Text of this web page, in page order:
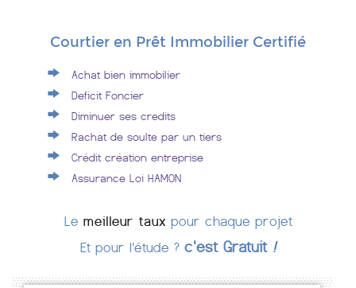
Courtier en Prêt Immobilier Certifié
Achat bien immobilier
Deficit Foncier
Diminuer ses credits
Rachat de soulte par un tiers
Crédit création entreprise
Assurance Loi HAMON
Le meilleur taux pour chaque projet
Et pour l'étude ? c'est Gratuit !